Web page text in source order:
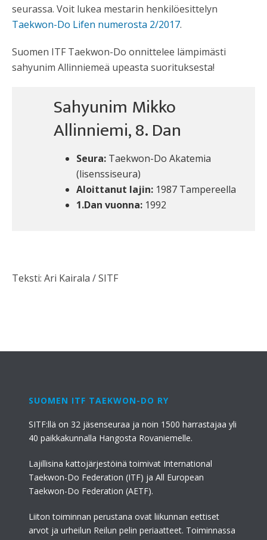
seurassa. Voit lukea mestarin henkilöesittelyn
Taekwon-Do Lifen numerosta 2/2017.
Suomen ITF Taekwon-Do onnittelee lämpimästi
sahyunim Allinniemeä upeasta suorituksesta!
Sahyunim Mikko
Allinniemi, 8. Dan
Seura:Taekwon-Do Akatemia
(lisenssiseura)
Aloittanut lajin: 1987 Tampereella
1.Dan vuonna:1992
Teksti: Ari Kairala / SITF
SUOMEN ITF TAEKWON-DO RY
SITF:llä on 32 jäsenseuraa ja noin 1500 harrastajaa yli
40 paikkakunnalla Hangosta Rovaniemelle.
Lajillisina kattojärjestöinä toimivat International
Taekwon-Do Federation (ITF) ja All European
Taekwon-Do Federation (AETF).
Liiton toiminnan perustana ovat liikunnan eettiset
arvot ja urheilun Reilun pelin periaatteet. Toiminnassa